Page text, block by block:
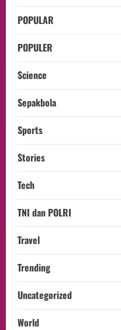
POPULAR
POPULER
Science
Sepakbola
Sports
Stories
Tech
TNI dan POLRI
Travel
Trending
Uncategorized
World